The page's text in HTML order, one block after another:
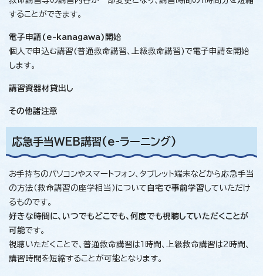
することができます。
電子申請(e-kanagawa)開始
個人で申込む講習(普通救命講習、上級救命講習)で電子申請を開始
します。
講習資器材貸出し
その他諸注意
応急手当WEB講習(e-ラーニング)
お手持ちのパソコンやスマートフォン、タブレット端末などから応急手当
の方法（救命講習の座学相当）について自宅で事前学習 していただけ
るものです。
好きな時間に、いつでもどこでも、何度でも視聴していただくことが
可能です。
視聴いただくことで、普通救命講習は1時間、上級救命講習は2時間、
講習時間を短縮することが可能となります。